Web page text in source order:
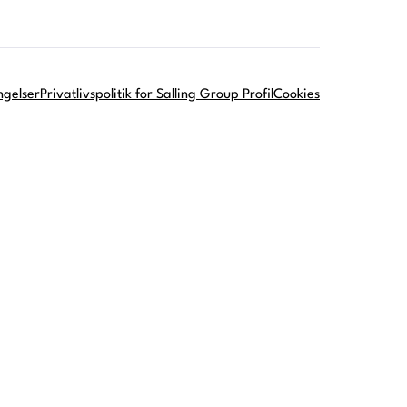
Privatlivspolitik for Salling Group ProfilCookies